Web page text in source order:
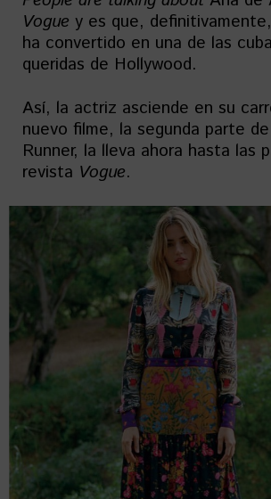
Vogue y es que,
ha convertido en una de las
queridas de Hollywood.
Así, la actriz asciende en su
nuevo filme, la segunda parte
Runner, la lleva ahora hasta las
revista Vogue.